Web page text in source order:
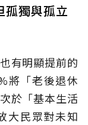
孤獨與孤立
有明顯提前的
將「老後退休
於「基本生活
大民眾對未知